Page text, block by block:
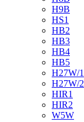
H9B
HS1
HB2
HB3
HB4
HB5
H27W/1
H27W/2
HIR1
HIR2
W5W